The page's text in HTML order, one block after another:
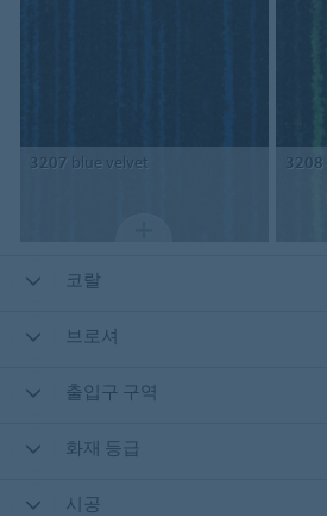
3207 blue velvet 3208
코랄
브로셔
출입구 구역
화재 등급
시공